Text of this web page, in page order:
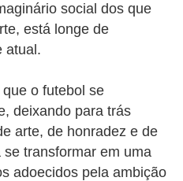
social dos que
está longe de
atual.
o futebol se
deixando para trás
arte, de honradez e de
transformar em uma
adoecidos pela ambição